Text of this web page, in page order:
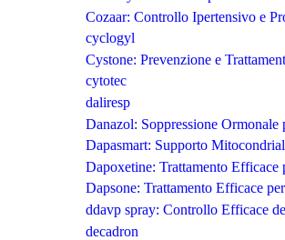
Cozaar: Controllo Ipertensivo e
cyclogyl
Cystone: Prevenzione e
cytotec
daliresp
Danazol: Soppressione
Dapasmart: Supporto
Dapoxetine: Trattamento Efficace
Dapsone: Trattamento Efficace
ddavp spray: Controllo Efficace
decadron